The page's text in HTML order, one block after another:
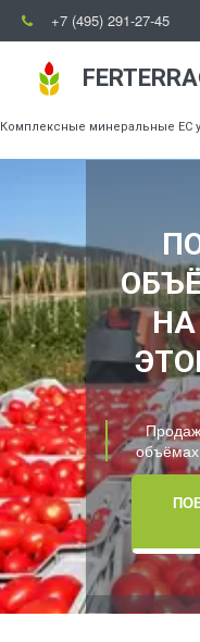
+7 (495) 291-27-45
Комплексные минеральные ЕС
НА
объёмах